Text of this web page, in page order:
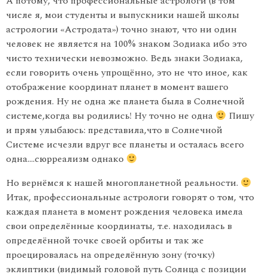
числе я, мои студенты и выпускники нашей школы
астрологии «Астродата») точно знают, что ни один
человек не является на 100% знаком Зодиака ибо это
чисто технически невозможно. Ведь знаки Зодиака,
если говорить очень упрощённо, это не что иное, как
отображение координат планет в момент вашего
рождения. Ну не одна же планета была в Солнечной
системе,когда вы родились! Ну точно не одна
Пишу
и прям улыбаюсь: представила,что в Солнечной
Системе исчезли вдруг все планеты и осталась всего
одна….сюрреализм однако
Но вернёмся к нашей многопланетной реальности.
Итак, профессиональные астрологи говорят о том, что
каждая планета в момент рождения человека имела
свои определённые координаты, т.е. находилась в
определённой точке своей орбиты и так же
проецировалась на определённую зону (точку)
эклиптики (видимый головой путь Солнца с позиции